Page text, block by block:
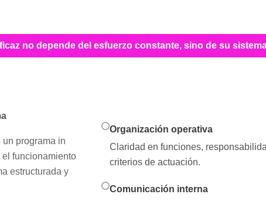
no depende del esfuerzo constante, sino de su
programa in
funcionamiento
estructurada y
Organización operativa
Claridad en funciones,
criterios de actuación.
Comunicación interna